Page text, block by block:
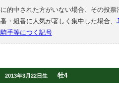
的中された方がいない場合、その投
・組番に人気が著しく集中した場合、
手等につく記号
2013年3月22日生 牡4